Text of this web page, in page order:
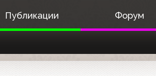
Публикации Форум